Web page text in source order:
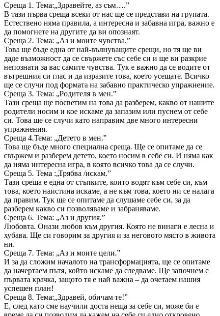
Среща 1. Тема:„Здравейте, аз съм….”
В тази първа среща всеки от нас ще се представи на групата.
Естествено няма правила, а интересна и забавна игра, важно е
да помогнете на другите да ви опознаят.
Среща 2. Тема: „Аз и моите чувства.”
Това ще бъде една от най-вълнуващите срещи, но тя ще ви
даде възможност да се свържете със себе си и ще ви разкрие
непознати за вас самите чувства. Тук е важно да се водите от
вътрешния си глас и да изразите това, което усещате. Всичко
ще се случи под формата на забавно практическо упражнение.
Среща 3. Тема: „Родителя в мен.”
Тази среща ще посветим на това да разберем, какво от нашите
родители носим и кое искаме да запазим или пуснем от себе
си. Това ще се случи като направим две много интересни
упражнения.
Среща 4.Тема: „Детето в мен.”
Това ще бъде много специална среща. Ще се опитаме да се
свържем и разберем детето, което носим в себе си. И няма как
да няма интересна игра, в която всичко това да се случи.
Среща 5. Тема :„Трябва /искам.”
Тази среща е една от стъпките, които водят към себе си, към
това, което наистина искаме, а не към това, което ни се налага
да правим. Тук ще се опитаме да слушаме себе си, за да
разберем какво си позволяваме и забраняваме.
Среща 6. Тема: „Аз и другия.”
Любовта. Онази любов към другия. Която не винаги е лесна и
хубава. Ще си говорим за другия и за неговото място в живота
ни.
Среща 7. Тема: „Аз и моите цели.”
И за да сложим началото на трансформацията, ще се опитаме
да начертаем пътя, който искаме да следваме. Ще започнем с
първата крачка, защото тя е най важна – да очетаем нашия
успешен план!
Среща 8. Тема:„Здравей, обичам те!”
Е, след като сме научили доста неща за себе си, може би е